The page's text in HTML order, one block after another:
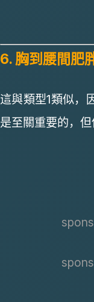
6. 胸到腰間肥
這與類型1類似，
是至關重要的，